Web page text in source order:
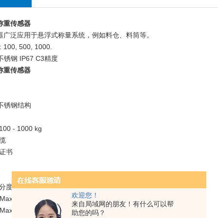
欢迎您！
来自局域网的朋友！有什么可以帮
助您的吗？
重传感器
广泛应用于悬浮式称量系统，例如料仓、料筒等。
100, 500, 1000.
锈钢 IP67 C3精度
重传感器
锈钢结构
- 1000 kg
书
度值：
10.000 (STG500与STG1000)
7000 (STG100)